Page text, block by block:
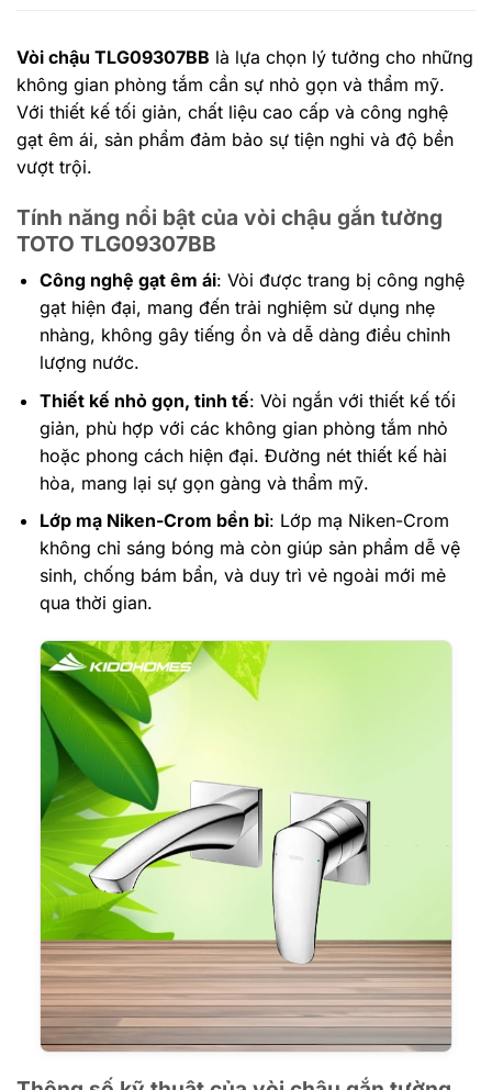
Vòi chậu TLG09307BB là lựa chọn lý tưởng cho những
không gian phòng tắm cần sự nhỏ gọn và thẩm mỹ.
Với thiết kế tối giản, chất liệu cao cấp và công nghệ
gạt êm ái, sản phẩm đảm bảo sự tiện nghi và độ bền
vượt trội.
Tính năng nổi bật của vòi chậu gắn tường
TOTO TLG09307BB
Công nghệ gạt êm ái: Vòi được trang bị công nghệ
gạt hiện đại, mang đến trải nghiệm sử dụng nhẹ
nhàng, không gây tiếng ồn và dễ dàng điều chỉnh
lượng nước.
Thiết kế nhỏ gọn, tinh tế: Vòi ngắn với thiết kế tối
giản, phù hợp với các không gian phòng tắm nhỏ
hoặc phong cách hiện đại. Đường nét thiết kế hài
hòa, mang lại sự gọn gàng và thẩm mỹ.
Lớp mạ Niken-Crom bền bỉ: Lớp mạ Niken-Crom
không chỉ sáng bóng mà còn giúp sản phẩm dễ vệ
sinh, chống bám bẩn, và duy trì vẻ ngoài mới mẻ
qua thời gian.